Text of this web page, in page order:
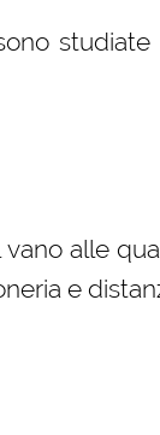
alle
e